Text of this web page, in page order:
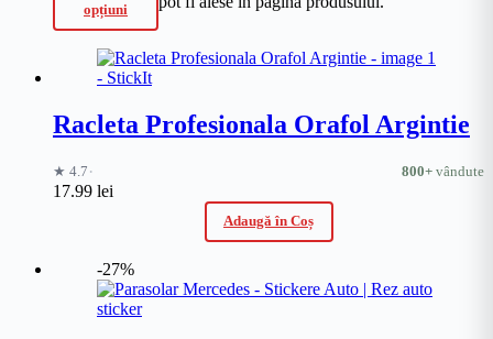
opțiuni
Racleta Profesionala Orafol Argintie
★ 4.7 · 800+ vândute
17.99 lei
Adaugă în Coș
-27%